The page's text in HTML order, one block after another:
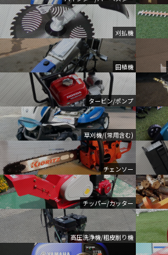
刈払機
田植機
タービン/ポンプ
草刈機/(常用含む)
チェンソー
チッパー/カッター
高圧洗浄機/粗皮削り機